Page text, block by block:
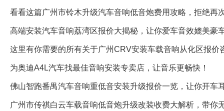
看看这篇广州市铃木升级汽车音响低音炮费用攻略，拒绝再
高端安装汽车音响荔湾区报价大揭秘，让你爱车音效媲美豪
这里有你需要的所有关于广州CRV安装车载音响从化区报价
为奥迪A4L汽车找最佳音响安装专卖店，让音乐更畅快！
佛山智跑番禺汽车音响重低音安装升级报价一览，让你开车
广州市传祺白云车载音响低音炮升级改装收费大解析，带你